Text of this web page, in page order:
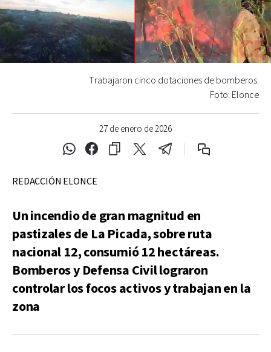
27 de enero de 2026
Trabajaron cinco dotaciones de bomberos.
Foto: Elonce
REDACCIÓN ELONCE
Un incendio de gran magnitud en
pastizales de La Picada, sobre ruta
nacional 12, consumió 12 hectáreas.
Bomberos y Defensa Civil lograron
controlar los focos activos y trabajan en la
zona